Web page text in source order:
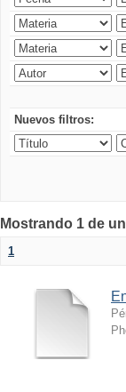
Nuevos filtros:
Mostrando 1 de
1